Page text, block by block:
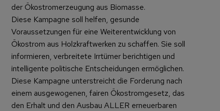
der Ökostromerzeugung aus Biomasse.
Diese Kampagne soll helfen, gesunde
Voraussetzungen für eine Weiterentwicklung von
Ökostrom aus Holzkraftwerken zu schaffen. Sie soll
informieren, verbreitete Irrtümer berichtigen und
intelligente politische Entscheidungen ermöglichen.
Diese Kampagne unterstreicht die Forderung nach
einem ausgewogenen, fairen Ökostromgesetz, das
den Erhalt und den Ausbau ALLER erneuerbaren